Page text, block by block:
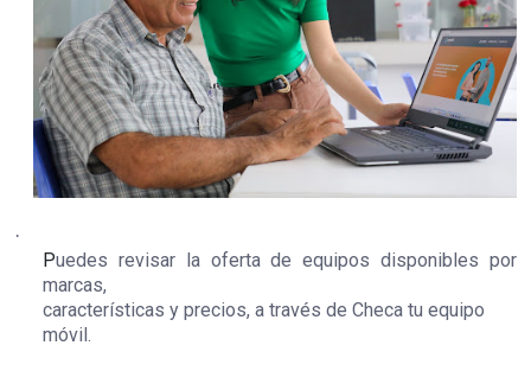
·
Puedes revisar la oferta de equipos disponibles por
marcas,
características y precios, a través de Checa tu equipo
móvil